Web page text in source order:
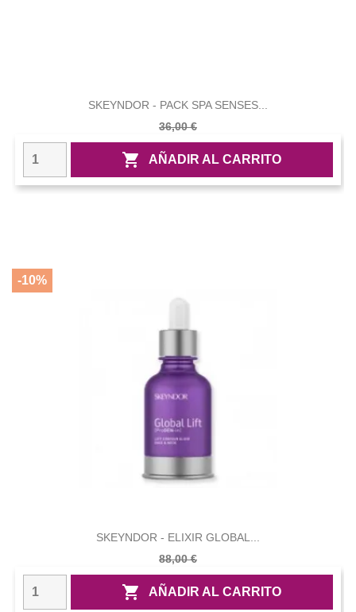
SKEYNDOR - PACK SPA SENSES...
36,00 €
 AÑADIR AL CARRITO
SKEYNDOR - ELIXIR GLOBAL...
88,00 €
 AÑADIR AL CARRITO
-10%